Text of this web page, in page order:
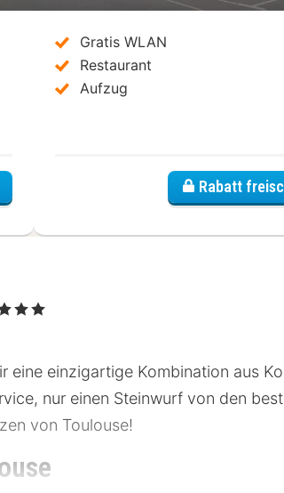
Gratis WLAN
Restaurant
Aufzug
Rabatt
3 Sterne
eine einzigartige Kombination aus
nur einen Steinwurf von den
von Toulouse!